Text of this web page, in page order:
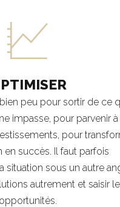
peu pour sortir de ce
impasse, pour parvenir à
pour
en succès. Il faut parfois
situation sous un autre
autrement et saisir
opportunités.